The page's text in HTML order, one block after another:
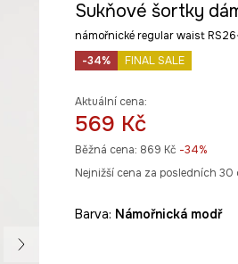
Sukňové šortky
námořnické regular waist
-34%
FINAL SALE
Aktuální cena:
569 Kč
Běžná cena: 869 Kč -34%
Nejnižší cena za posledních
Barva: námořnická modř